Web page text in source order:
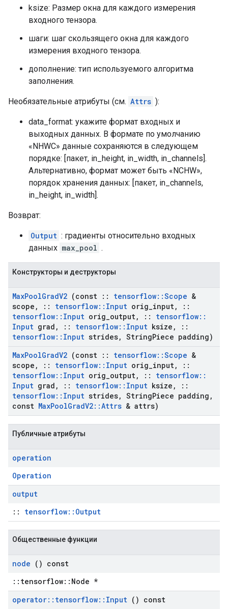
ksize: Размер окна для каждого измерения
входного тензора.
шаги: шаг скользящего окна для каждого
измерения входного тензора.
дополнение: тип используемого алгоритма
заполнения.
Необязательные атрибуты (см. Attrs ):
data_format: укажите формат входных и
выходных данных. В формате по умолчанию
«NHWC» данные сохраняются в следующем
порядке: [пакет, in_height, in_width, in_channels].
Альтернативно, формат может быть «NCHW»,
порядок хранения данных: [пакет, in_channels,
in_height, in_width].
Возврат:
Output : градиенты относительно входных
данных max_pool .
Конструкторы и деструкторы
MaxPoolGradV2 (const :: tensorflow::Scope &
scope , :: tensorflow:: Input orig input,
::
tensorflow:: Input orig output, :: tensorflow::
Input grad , :: tensorflow:: Input ksize ,
::
tensorflow:: Input strides, StringPiece padding)
MaxPoolGradV2 (const :: tensorflow::Scope &
scope , :: tensorflow:: Input orig input,
::
tensorflow:: Input orig output, :: tensorflow::
Input grad , :: tensorflow:: Input ksize ,
::
tensorflow:: Input strides, StringPiece padding ,
const MaxPoolGradV2::Attrs & attrs)
Публичные атрибуты
operation
Operation
output
:: tensorflow::Output
Общественные функции
node () const
::tensorflow::Node *
operator:: tensorflow:: Input () const